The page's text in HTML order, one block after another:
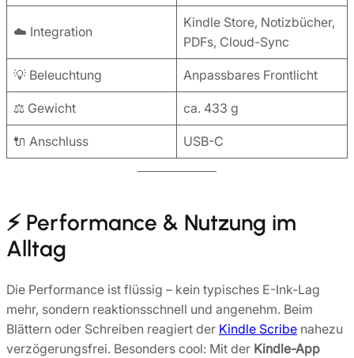
☁️ Integration
Kindle Store, Notizbücher,
PDFs, Cloud-Sync
💡 Beleuchtung Anpassbares Frontlicht
⚖️ Gewicht ca. 433 g
🔌 Anschluss USB-C
⚡ Performance & Nutzung im
Alltag
Die Performance ist flüssig – kein typisches E-Ink-Lag
mehr, sondern reaktionsschnell und angenehm. Beim
Blättern oder Schreiben reagiert der Kindle Scribe nahezu
verzögerungsfrei. Besonders cool: Mit der Kindle-App